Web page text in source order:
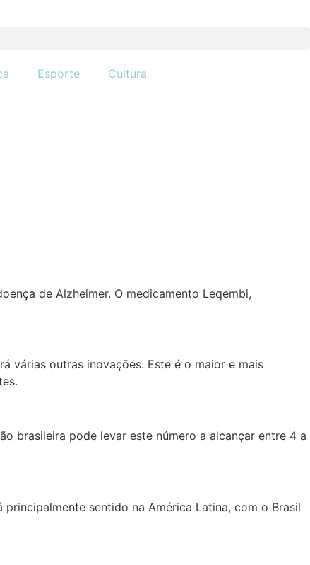
Esporte Cultura
de Alzheimer. O medicamento Leqembi,
várias outras inovações. Este é o maior e mais
brasileira pode levar este número a alcançar entre 4 a
sentido na América Latina, com o Brasil